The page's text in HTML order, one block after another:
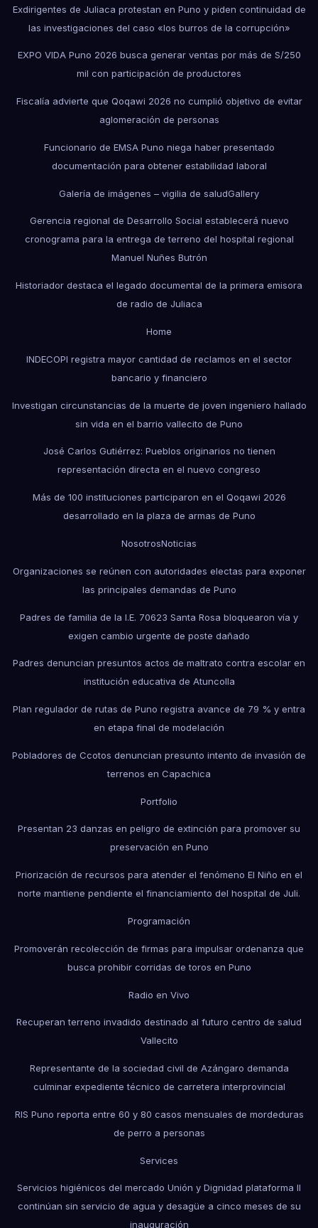
Exdirigentes de Juliaca protestan en Puno y piden continuidad de
las investigaciones del caso «los burros de la corrupción»
EXPO VIDA Puno 2026 busca generar ventas por más de S/250
mil con participación de productores
Fiscalía advierte que Qoqawi 2026 no cumplió objetivo de evitar
aglomeración de personas
Funcionario de EMSA Puno niega haber presentado
documentación para obtener estabilidad laboral
Galería de imágenes – vigilia de saludGallery
Gerencia regional de Desarrollo Social establecerá nuevo
cronograma para la entrega de terreno del hospital regional
Manuel Nuñes Butrón
Historiador destaca el legado documental de la primera emisora
de radio de Juliaca
Home
INDECOPI registra mayor cantidad de reclamos en el sector
bancario y financiero
Investigan circunstancias de la muerte de joven ingeniero hallado
sin vida en el barrio vallecito de Puno
José Carlos Gutiérrez: Pueblos originarios no tienen
representación directa en el nuevo congreso
Más de 100 instituciones participaron en el Qoqawi 2026
desarrollado en la plaza de armas de Puno
NosotrosNoticias
Organizaciones se reúnen con autoridades electas para exponer
las principales demandas de Puno
Padres de familia de la I.E. 70623 Santa Rosa bloquearon vía y
exigen cambio urgente de poste dañado
Padres denuncian presuntos actos de maltrato contra escolar en
institución educativa de Atuncolla
Plan regulador de rutas de Puno registra avance de 79 % y entra
en etapa final de modelación
Pobladores de Ccotos denuncian presunto intento de invasión de
terrenos en Capachica
Portfolio
Presentan 23 danzas en peligro de extinción para promover su
preservación en Puno
Priorización de recursos para atender el fenómeno El Niño en el
norte mantiene pendiente el financiamiento del hospital de Juli.
Programación
Promoverán recolección de firmas para impulsar ordenanza que
busca prohibir corridas de toros en Puno
Radio en Vivo
Recuperan terreno invadido destinado al futuro centro de salud
Vallecito
Representante de la sociedad civil de Azángaro demanda
culminar expediente técnico de carretera interprovincial
RIS Puno reporta entre 60 y 80 casos mensuales de mordeduras
de perro a personas
Services
Servicios higiénicos del mercado Unión y Dignidad plataforma II
continúan sin servicio de agua y desagüe a cinco meses de su
inauguración